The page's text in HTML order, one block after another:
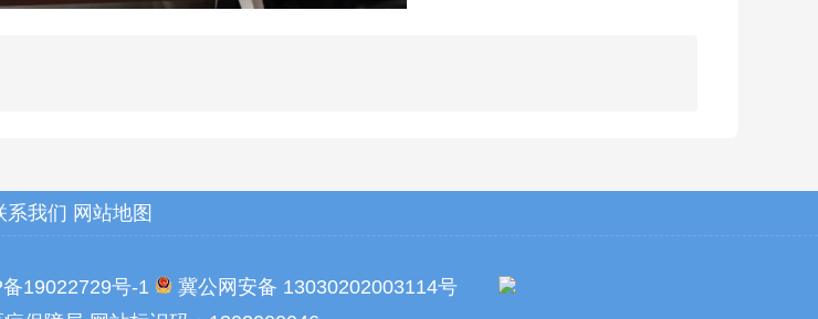
系我们 网站地图
19022729号-1
冀公网安备 13030202003114号